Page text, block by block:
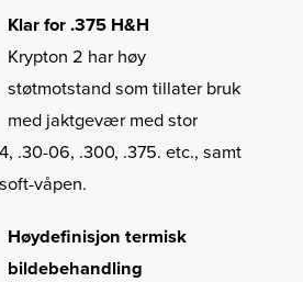
Klar for .375 H&H
Krypton 2 har høy
støtmotstand som tillater bruk
med jaktgevær med stor
.30-06, .300, .375. etc., samt
våpen.
Høydefinisjon termisk
bildebehandling